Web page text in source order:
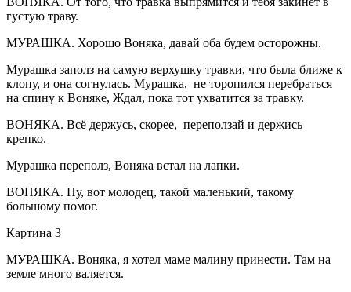
густую траву.
МУРАШКА. Хорошо Воняка, давай оба будем осторожны.
Мурашка заполз на самую верхушку травки, что была ближе к
клопу, и она согнулась. Мурашка, не торопился перебраться
на спину к Воняке, Ждал, пока тот ухватится за травку.
ВОНЯКА. Всё держусь, скорее, переползай и держись
крепко.
Мурашка переполз, Воняка встал на лапки.
ВОНЯКА. Ну, вот молодец, такой маленький, такому
большому помог.
Картина 3
МУРАШКА. Воняка, я хотел маме малину принести. Там на
земле много валяется.